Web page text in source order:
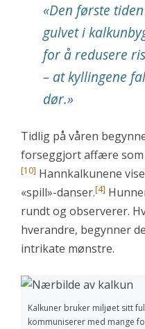
«Den første
gulvet i
for å redusere
– at kyllingene
dør.»
Tidlig på våren
forseggjort affære
[10] Hannkalkunene
«spill»-danser.[4]
rundt og observerer.
hverandre, begynner
intrikate mønstre.
Kalkuner bruker miljøet sitt
kommuniserer med mange